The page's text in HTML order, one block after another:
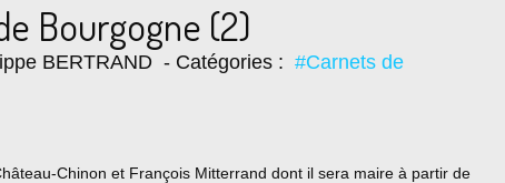
Bourgogne (2)
BERTRAND - Catégories : #Carnets de
Chinon et François Mitterrand dont il sera maire à partir de